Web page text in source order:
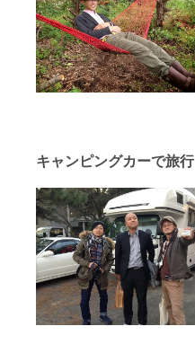
キャンピングカーで旅行